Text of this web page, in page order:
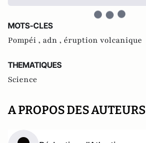
MOTS-CLES
Pompéi , adn , éruption volcanique
THEMATIQUES
Science
A PROPOS DES AUTEURS